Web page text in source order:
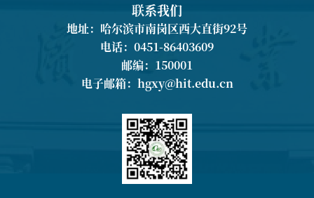
联系我们
地址：哈尔滨市南岗区西大直街92号
电话：0451-86403609
邮编：150001
电子邮箱： hgxy@hit.edu.cn